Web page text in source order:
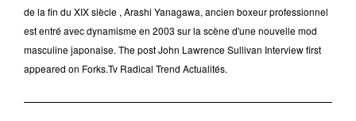
de la fin du XIX siècle , Arashi Yanagawa, ancien boxeur professionnel
est entré avec dynamisme en 2003 sur la scène d'une nouvelle mod
masculine japonaise. The post John Lawrence Sullivan Interview first
appeared on Forks.Tv Radical Trend Actualités.